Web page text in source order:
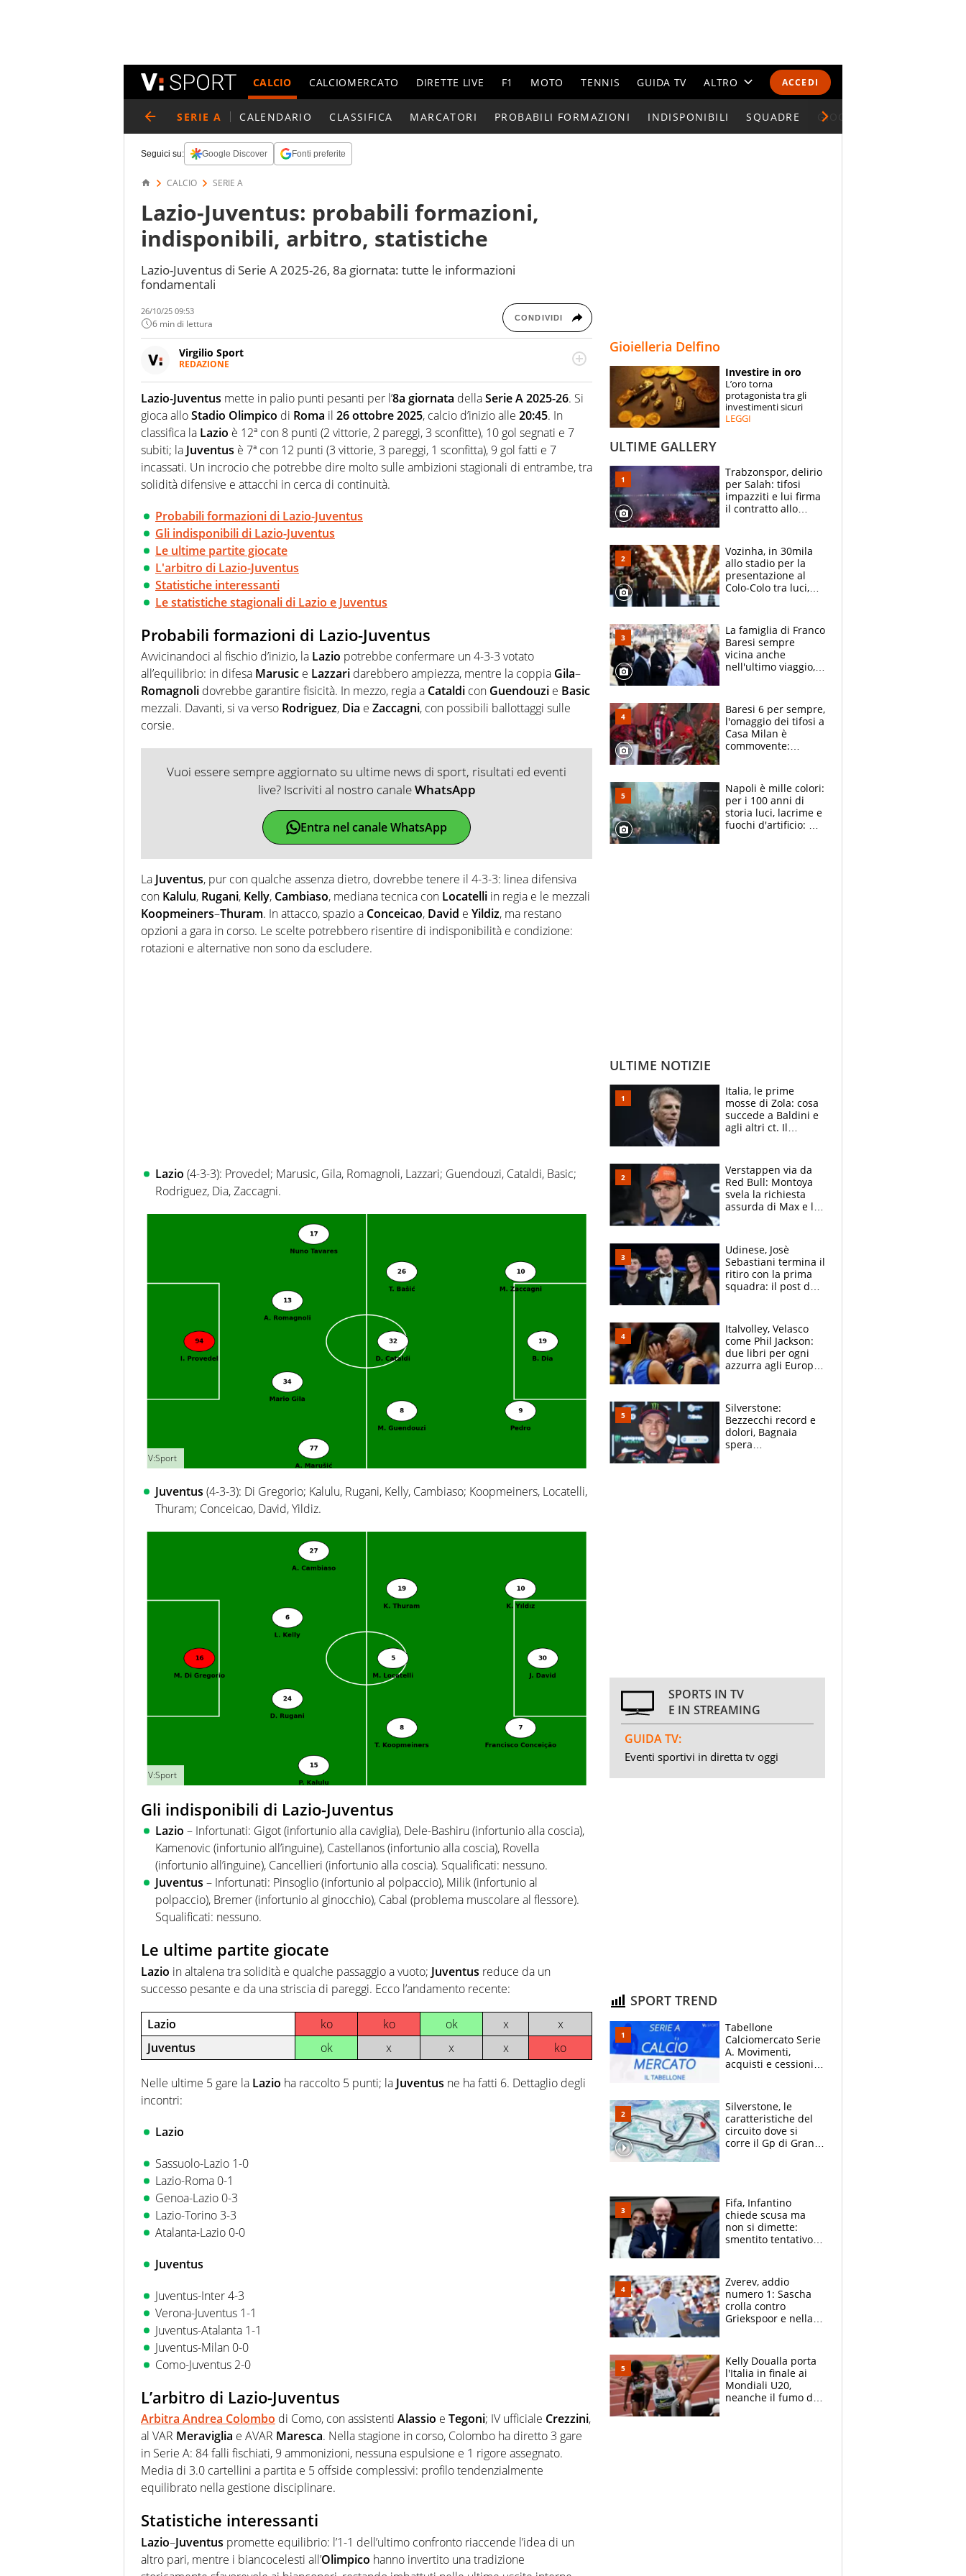
ACCEDI
CALCIO CALCIOMERCATO DIRETTE LIVE F1 MOTO TENNIS GUIDA TV ALTRO
CALENDARI E CLASSIFICHE
ESPERTI
CONTATTI
SERIE A CALENDARIO CLASSIFICA MARCATORI PROBABILI FORMAZIONI INDISPONIBILI SQUADRE GIOCATORI SERIE A
Seguici su: Google Discover Fonti preferite
CALCIO SERIE A
Lazio-Juventus: probabili formazioni,
indisponibili, arbitro, statistiche
Lazio-Juventus di Serie A 2025-26, 8a giornata: tutte le informazioni
fondamentali
26/10/25 09:53
6 min di lettura CONDIVIDI
Virgilio Sport
REDAZIONE
sport. Calcio, calciomercato, F1, Motomondiale ma anche tennis, volley, basket: su
Virgilio Sport i tifosi e gli appassionati sanno che troveranno sempre copertura
completa e zero faziosità. La squadra di Virgilio Sport è formata da giornalisti ed
esperti di sport abili sia nel gioco di rimessa quando intercettano le notizie e le
rilanciano verso la rete, sia nella costruzione dal basso quando creano contenuti
100% originali ed esclusivi.
Lazio-Juventus mette in palio punti pesanti per l’8a giornata dellaSerie A 2025-26. Si
gioca alloStadio Olimpico di Roma il 26 ottobre 2025, calcio d’inizio alle 20:45. In
classifica la Lazio è 12ª con 8 punti (2 vittorie, 2 pareggi, 3 sconfitte), 10 gol segnati e 7
subiti; la Juventus è 7ª con 12 punti (3 vittorie, 3 pareggi, 1 sconfitta), 9 gol fatti e 7
incassati. Un incrocio che potrebbe dire molto sulle ambizioni stagionali di entrambe, tra
solidità difensive e attacchi in cerca di continuità.
Probabili formazioni di Lazio-Juventus
Gli indisponibili di Lazio-Juventus
Le ultime partite giocate
L'arbitro di Lazio-Juventus
Statistiche interessanti
Le statistiche stagionali di Lazio e Juventus
Probabili formazioni di Lazio-Juventus
Avvicinandoci al fischio d’inizio, la Lazio potrebbe confermare un 4-3-3 votato
all’equilibrio: in difesa Marusic e Lazzari darebbero ampiezza, mentre la coppia Gila–
Romagnoli dovrebbe garantire fisicità. In mezzo, regia a Cataldi con Guendouzi e Basic
mezzali. Davanti, si va verso Rodriguez, Dia e Zaccagni, con possibili ballottaggi sulle
corsie.
Vuoi essere sempre aggiornato su ultime news di sport, risultati ed eventi
live? Iscriviti al nostro canaleWhatsApp
Entra nel canale WhatsApp
La Juventus, pur con qualche assenza dietro, dovrebbe tenere il 4-3-3: linea difensiva
con Kalulu, Rugani, Kelly, Cambiaso, mediana tecnica con Locatelli in regia e le mezzali
Koopmeiners–Thuram. In attacco, spazio a Conceicao, David e Yildiz, ma restano
opzioni a gara in corso. Le scelte potrebbero risentire di indisponibilità e condizione:
rotazioni e alternative non sono da escludere.
Lazio (4-3-3): Provedel; Marusic, Gila, Romagnoli, Lazzari; Guendouzi, Cataldi, Basic;
Rodriguez, Dia, Zaccagni.
V:Sport
Juventus (4-3-3): Di Gregorio; Kalulu, Rugani, Kelly, Cambiaso; Koopmeiners, Locatelli,
Thuram; Conceicao, David, Yildiz.
V:Sport
Gli indisponibili di Lazio-Juventus
Lazio – Infortunati: Gigot (infortunio alla caviglia), Dele-Bashiru (infortunio alla coscia),
Kamenovic (infortunio all’inguine), Castellanos (infortunio alla coscia), Rovella
(infortunio all’inguine), Cancellieri (infortunio alla coscia). Squalificati: nessuno.
Juventus – Infortunati: Pinsoglio (infortunio al polpaccio), Milik (infortunio al
polpaccio), Bremer (infortunio al ginocchio), Cabal (problema muscolare al flessore).
Squalificati: nessuno.
Le ultime partite giocate
Lazio in altalena tra solidità e qualche passaggio a vuoto; Juventus reduce da un
successo pesante e da una striscia di pareggi. Ecco l’andamento recente:
Lazio ko ko ok x
x
Juventus
ok x x x ko
Nelle ultime 5 gare la Lazio ha raccolto 5 punti; la Juventus ne ha fatti 6. Dettaglio degli
incontri:
Lazio
Sassuolo-Lazio 1-0
Lazio-Roma 0-1
Genoa-Lazio 0-3
Lazio-Torino 3-3
Atalanta-Lazio 0-0
Juventus
Juventus-Inter 4-3
Verona-Juventus 1-1
Juventus-Atalanta 1-1
Juventus-Milan 0-0
Como-Juventus 2-0
L’arbitro di Lazio-Juventus
Arbitra Andrea Colombo di Como, con assistenti Alassio e Tegoni; IV ufficiale Crezzini,
al VAR Meraviglia e AVAR Maresca. Nella stagione in corso, Colombo ha diretto 3 gare
in Serie A: 84 falli fischiati, 9 ammonizioni, nessuna espulsione e 1 rigore assegnato.
Media di 3.0 cartellini a partita e 5 offside complessivi: profilo tendenzialmente
equilibrato nella gestione disciplinare.
Statistiche interessanti
Lazio–Juventus promette equilibrio: l’1-1 dell’ultimo confronto riaccende l’idea di un
altro pari, mentre i biancocelesti all’Olimpico hanno invertito una tradizione
Gioielleria Delfino
Investire in oro
L’oro torna
protagonista tra gli
investimenti sicuri
LEGGI
ULTIME GALLERY
Trabzonspor, delirio
per Salah: tifosi
impazziti e lui firma
il contratto allo
Vozinha, in 30mila
allo stadio per la
presentazione al
Colo-Colo tra luci,
La famiglia di Franco
Baresi sempre
vicina anche
nell'ultimo viaggio,
circondati
dall'affetto dei tifosi
Baresi 6 per sempre,
l'omaggio dei tifosi a
Casa Milan è
commovente:
bigliettini
Napoli è mille colori:
per i 100 anni di
storia luci, lacrime e
fuochi d'artificio: De
ULTIME NOTIZIE
Italia, le prime
mosse di Zola: cosa
succede a Baldini e
agli altri ct. Il
azzurri
Verstappen via da
Red Bull: Montoya
svela la richiesta
assurda di Max e lo
McLaren siano
meglio?”
Udinese, Josè
Sebastiani termina il
ritiro con la prima
squadra: il post del
sfondo
Italvolley, Velasco
come Phil Jackson:
due libri per ogni
azzurra agli Europei.
Silverstone:
Bezzecchi record e
dolori, Bagnaia
spera
SPORTS IN TV
E IN STREAMING
GUIDA TV:
Eventi sportivi in diretta tv oggi
SPORT TREND
Tabellone
Calciomercato Serie
A. Movimenti,
acquisti e cessioni:
Silverstone, le
caratteristiche del
circuito dove si
corre il Gp di Gran
Fifa, Infantino
chiede scusa ma
non si dimette:
smentito tentativo di
Zverev, addio
numero 1: Sascha
crolla contro
Griekspoor e nella
terzo. Quanti malori
a Montreal
Kelly Doualla porta
l'Italia in finale ai
Mondiali U20,
neanche il fumo di